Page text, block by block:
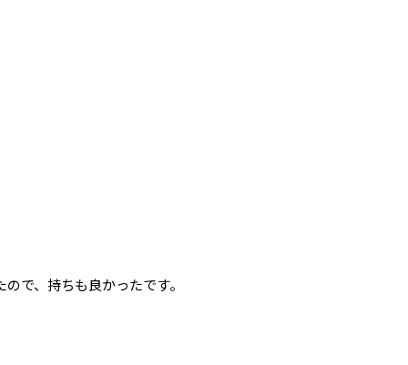
で、持ちも良かったです。